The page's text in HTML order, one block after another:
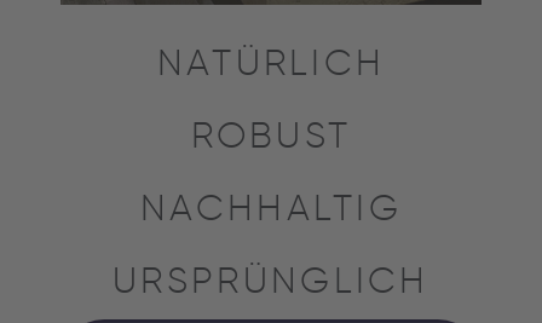
NATÜRLICH
ROBUST
NACHHALTIG
URSPRÜNGLICH